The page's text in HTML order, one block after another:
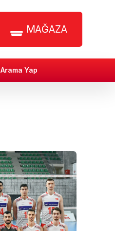
MAĞAZA
Arama Yap